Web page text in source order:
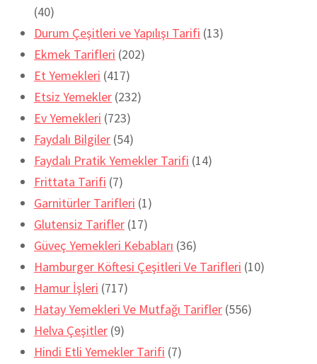
(40)
Durum Çeşitleri ve Yapılışı Tarifi (13)
Ekmek Tarifleri (202)
Et Yemekleri (417)
Etsiz Yemekler (232)
Ev Yemekleri (723)
Faydalı Bilgiler (54)
Faydalı Pratik Yemekler Tarifi (14)
Frittata Tarifi (7)
Garnitürler Tarifleri (1)
Glutensiz Tarifler (17)
Güveç Yemekleri Kebabları (36)
Hamburger Köftesi Çeşitleri Ve Tarifleri (10)
Hamur İşleri (717)
Hatay Yemekleri Ve Mutfağı Tarifler (556)
Helva Çeşitler (9)
Hindi Etli Yemekler Tarifi (7)